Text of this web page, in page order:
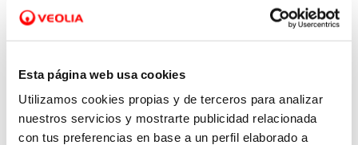
Esta página web usa cookies
Utilizamos cookies propias y de terceros para analizar
nuestros servicios y mostrarte publicidad relacionada
con tus preferencias en base a un perfil elaborado a
26 ABR 2021
Hidraqua para reducir las pérdidas de agua
en la red a través de la gestión inteligente
de la demanda